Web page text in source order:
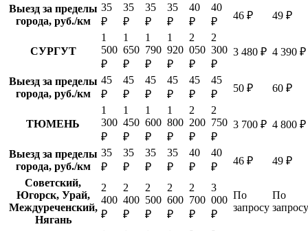
Выезд за пределы
города, руб./км
35
₽
35
₽
35
₽
35
₽
40
₽
40
₽
46 ₽ 49 ₽
СУРГУТ
1
500
₽
1
650
₽
1
790
₽
1
920
₽
2
050
₽
2
300
₽
3 480 ₽ 4 390 ₽
Выезд за пределы
города, руб./км
45
₽
45
₽
45
₽
45
₽
45
₽
45
₽
50 ₽ 60 ₽
ТЮМЕНЬ
1
300
₽
1
450
₽
1
600
₽
1
800
₽
2
200
₽
2
750
₽
3 700 ₽ 4 800 ₽
Выезд за пределы
города, руб./км
35
₽
35
₽
35
₽
35
₽
40
₽
40
₽
46 ₽
49 ₽
Советский,
Югорск, Урай,
Междуреченский,
Нягань
2
400
₽
2
400
₽
2
500
₽
2
600
₽
2
700
₽
3
000
₽
По
запросу
По
запросу